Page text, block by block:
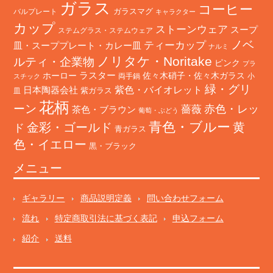
バルプレート ガラス ガラスマグ キャラクター
コーヒー
カップ ステムグラス・ステムウェア ストーンウェア スープ
皿・スーププレート・カレー皿 ティーカップ ナルミ
ノベ
ルティ・企業物 ノリタケ・Noritake ピンク プラ
スチック ホーロー ラスター 両手鍋 佐々木硝子・佐々木ガラス 小
皿
日本陶器会社 紫ガラス 紫色・バイオレット 緑・グリ
ーン 花柄 茶色・ブラウン 葡萄・ぶどう 薔薇 赤色・レッ
ド 金彩・ゴールド 青ガラス 青色・ブルー 黄
色・イエロー 黒・ブラック
メニュー
ギャラリー 商品説明定義 問い合わせフォーム
流れ 特定商取引法に基づく表記 申込フォーム
紹介 送料